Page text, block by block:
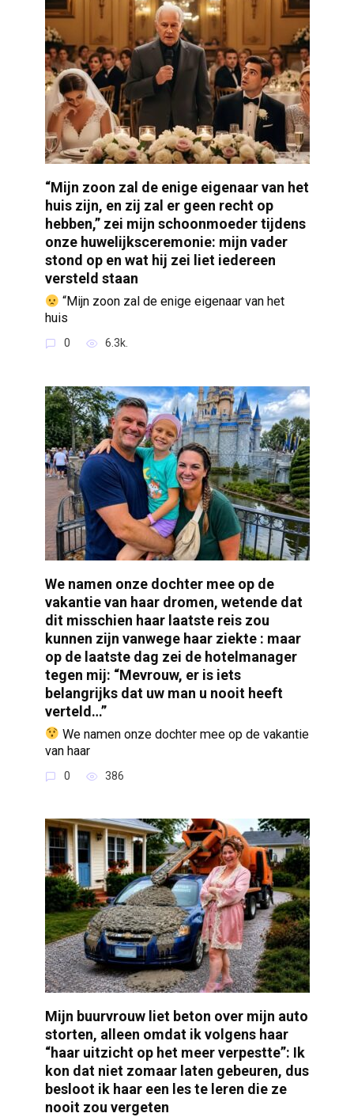
“Mijn zoon zal de enige eigenaar van het
huis zijn, en zij zal er geen recht op
hebben,” zei mijn schoonmoeder tijdens
onze huwelijksceremonie: mijn vader
stond op en wat hij zei liet iedereen
versteld staan
“Mijn zoon zal de enige eigenaar van het
huis
0 6.3k.
We namen onze dochter mee op de
vakantie van haar dromen, wetende dat
dit misschien haar laatste reis zou
kunnen zijn vanwege haar ziekte : maar
op de laatste dag zei de hotelmanager
tegen mij: “Mevrouw, er is iets
belangrijks dat uw man u nooit heeft
verteld…”
We namen onze dochter mee op de vakantie
van haar
0 386
Mijn buurvrouw liet beton over mijn auto
storten, alleen omdat ik volgens haar
“haar uitzicht op het meer verpestte”: Ik
kon dat niet zomaar laten gebeuren, dus
besloot ik haar een les te leren die ze
nooit zou vergeten